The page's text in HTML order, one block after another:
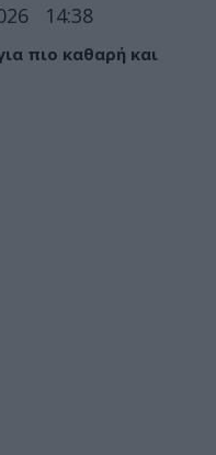
14:38
πιο καθαρή και